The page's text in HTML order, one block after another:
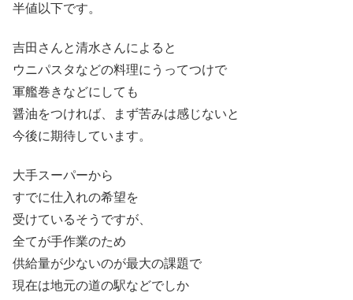
半値以下です。
吉田さんと清水さんによると
ウニパスタなどの料理にうってつけで
軍艦巻きなどにしても
醤油をつければ、まず苦みは感じないと
今後に期待しています。
大手スーパーから
すでに仕入れの希望を
受けているそうですが、
全てが手作業のため
供給量が少ないのが最大の課題で
現在は地元の道の駅などでしか